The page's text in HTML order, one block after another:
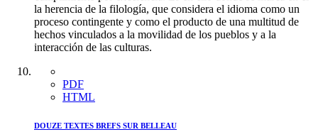
la herencia de la filología, que considera el idioma como un
proceso contingente y como el producto de una multitud de
hechos vinculados a la movilidad de los pueblos y a la
interacción de las culturas.
PDF
HTML
DOUZE TEXTES BREFS SUR BELLEAU